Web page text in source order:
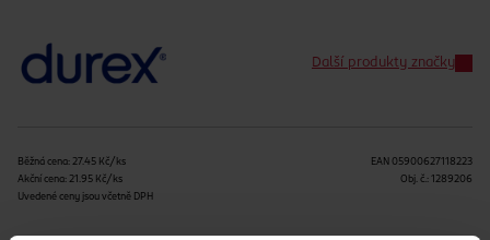
Další produkty značky
Běžná cena: 27.45 Kč/ks
Akční cena: 21.95 Kč/ks
Uvedené ceny jsou včetně DPH
EAN 05900627118223
Obj. č.: 1289206